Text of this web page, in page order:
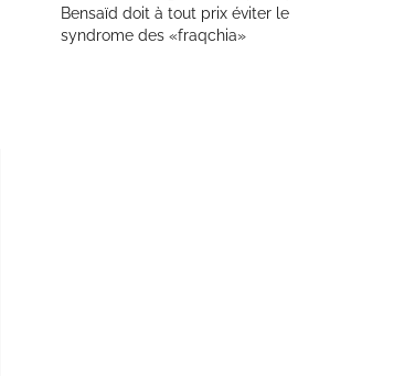
Bensaïd doit à tout prix éviter le
syndrome des «fraqchia»